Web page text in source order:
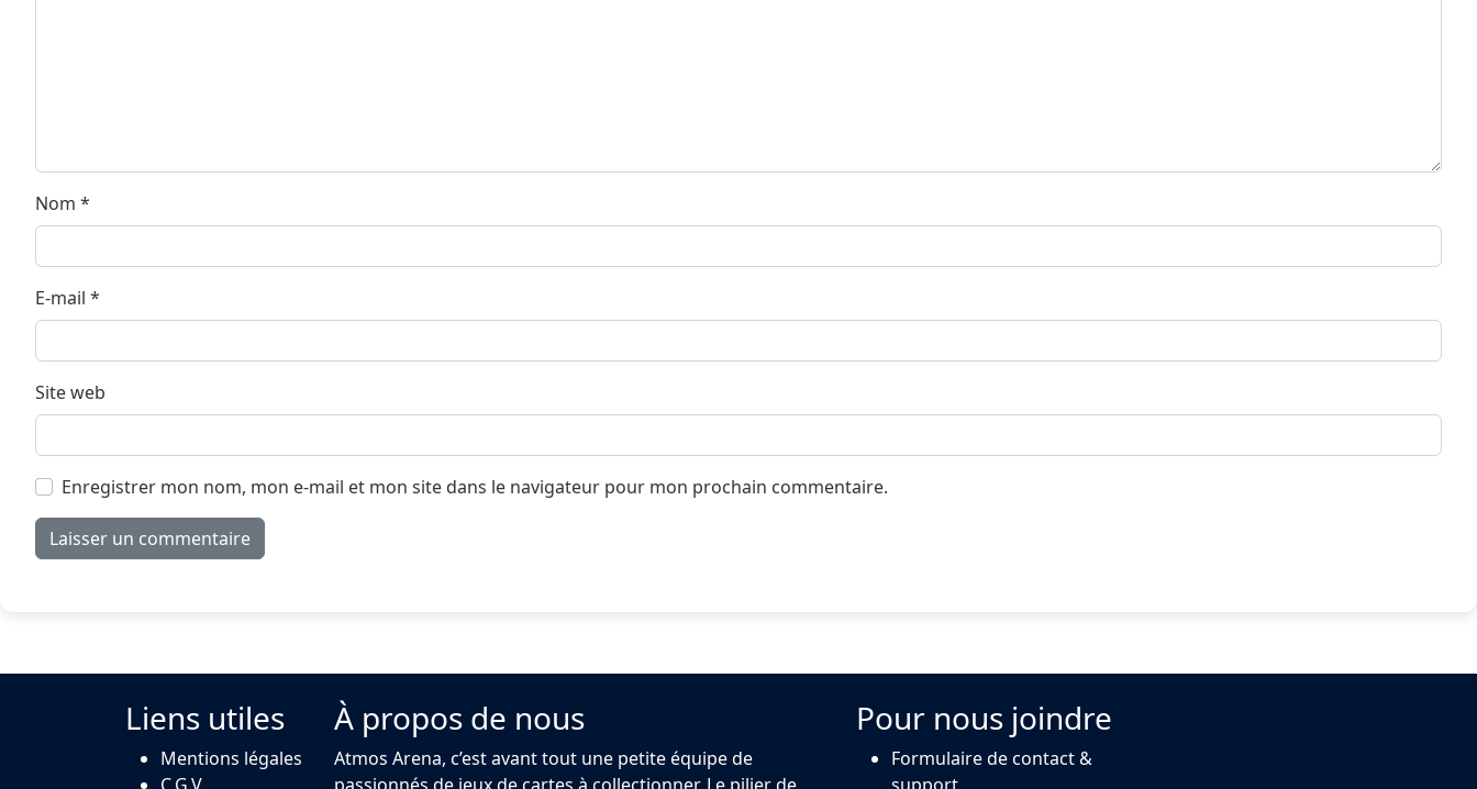
Nom *
E-mail *
Site web
Enregistrer mon nom, mon e-mail et mon site dans le navigateur pour mon prochain commentaire.
Liens utiles
Mentions légales
À propos de nous
Atmos Arena, c’est avant tout une petite équipe de
Pour nous joindre
Formulaire de contact &